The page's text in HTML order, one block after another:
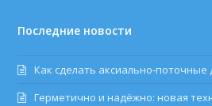
Последние новости
Как сделать аксиально‑поточные
Герметично и надёжно: новая